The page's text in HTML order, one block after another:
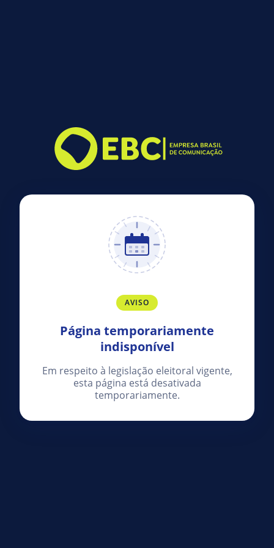
AVISO
Página temporariamente
indisponível
Em respeito à legislação eleitoral vigente,
esta página está desativada
temporariamente.